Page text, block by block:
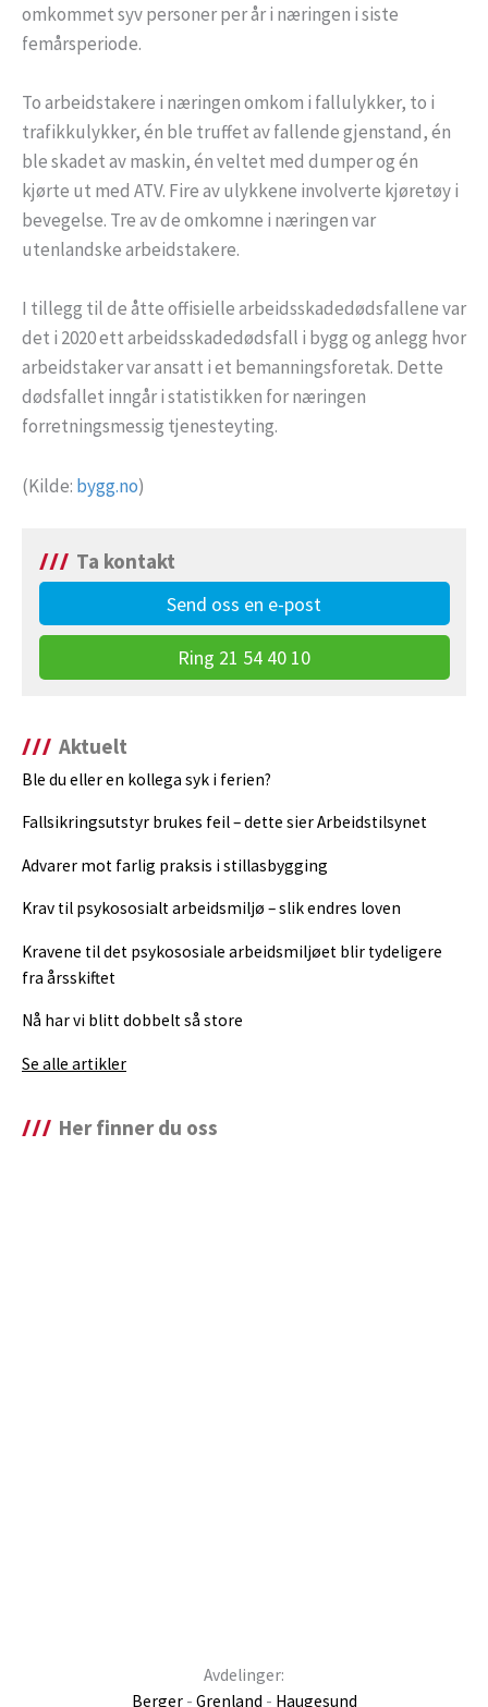
omkommet syv personer per år i næringen i siste
femårsperiode.
To arbeidstakere i næringen omkom i fallulykker, to i
trafikkulykker, én ble truffet av fallende gjenstand, én
ble skadet av maskin, én veltet med dumper og én
kjørte ut med ATV. Fire av ulykkene involverte kjøretøy i
bevegelse. Tre av de omkomne i næringen var
utenlandske arbeidstakere.
I tillegg til de åtte offisielle arbeidsskadedødsfallene var
det i 2020 ett arbeidsskadedødsfall i bygg og anlegg hvor
arbeidstaker var ansatt i et bemanningsforetak. Dette
dødsfallet inngår i statistikken for næringen
forretningsmessig tjenesteyting.
(Kilde: bygg.no)
Ta kontakt
Send oss en e-post
Ring 21 54 40 10
Aktuelt
Ble du eller en kollega syk i ferien?
Fallsikringsutstyr brukes feil – dette sier Arbeidstilsynet
Advarer mot farlig praksis i stillasbygging
Krav til psykososialt arbeidsmiljø – slik endres loven
Kravene til det psykososiale arbeidsmiljøet blir tydeligere
fra årsskiftet
Nå har vi blitt dobbelt så store
Se alle artikler
Her finner du oss
Avdelinger:
Berger- Grenland - Haugesund